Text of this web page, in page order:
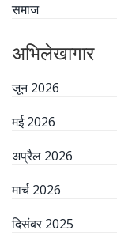
समाज
अभिलेखागार
जून 2026
मई 2026
अप्रैल 2026
मार्च 2026
दिसंबर 2025